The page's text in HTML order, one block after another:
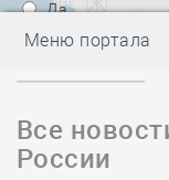
Да
Меню портала
Все
России